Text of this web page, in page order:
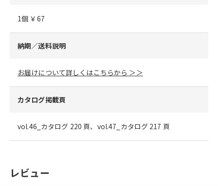
1個 ￥67
納期／送料説明
お届けについて詳しくはこちらから ＞＞
カタログ掲載頁
vol.46_カタログ 220 頁、vol.47_カタログ 217 頁
レビュー